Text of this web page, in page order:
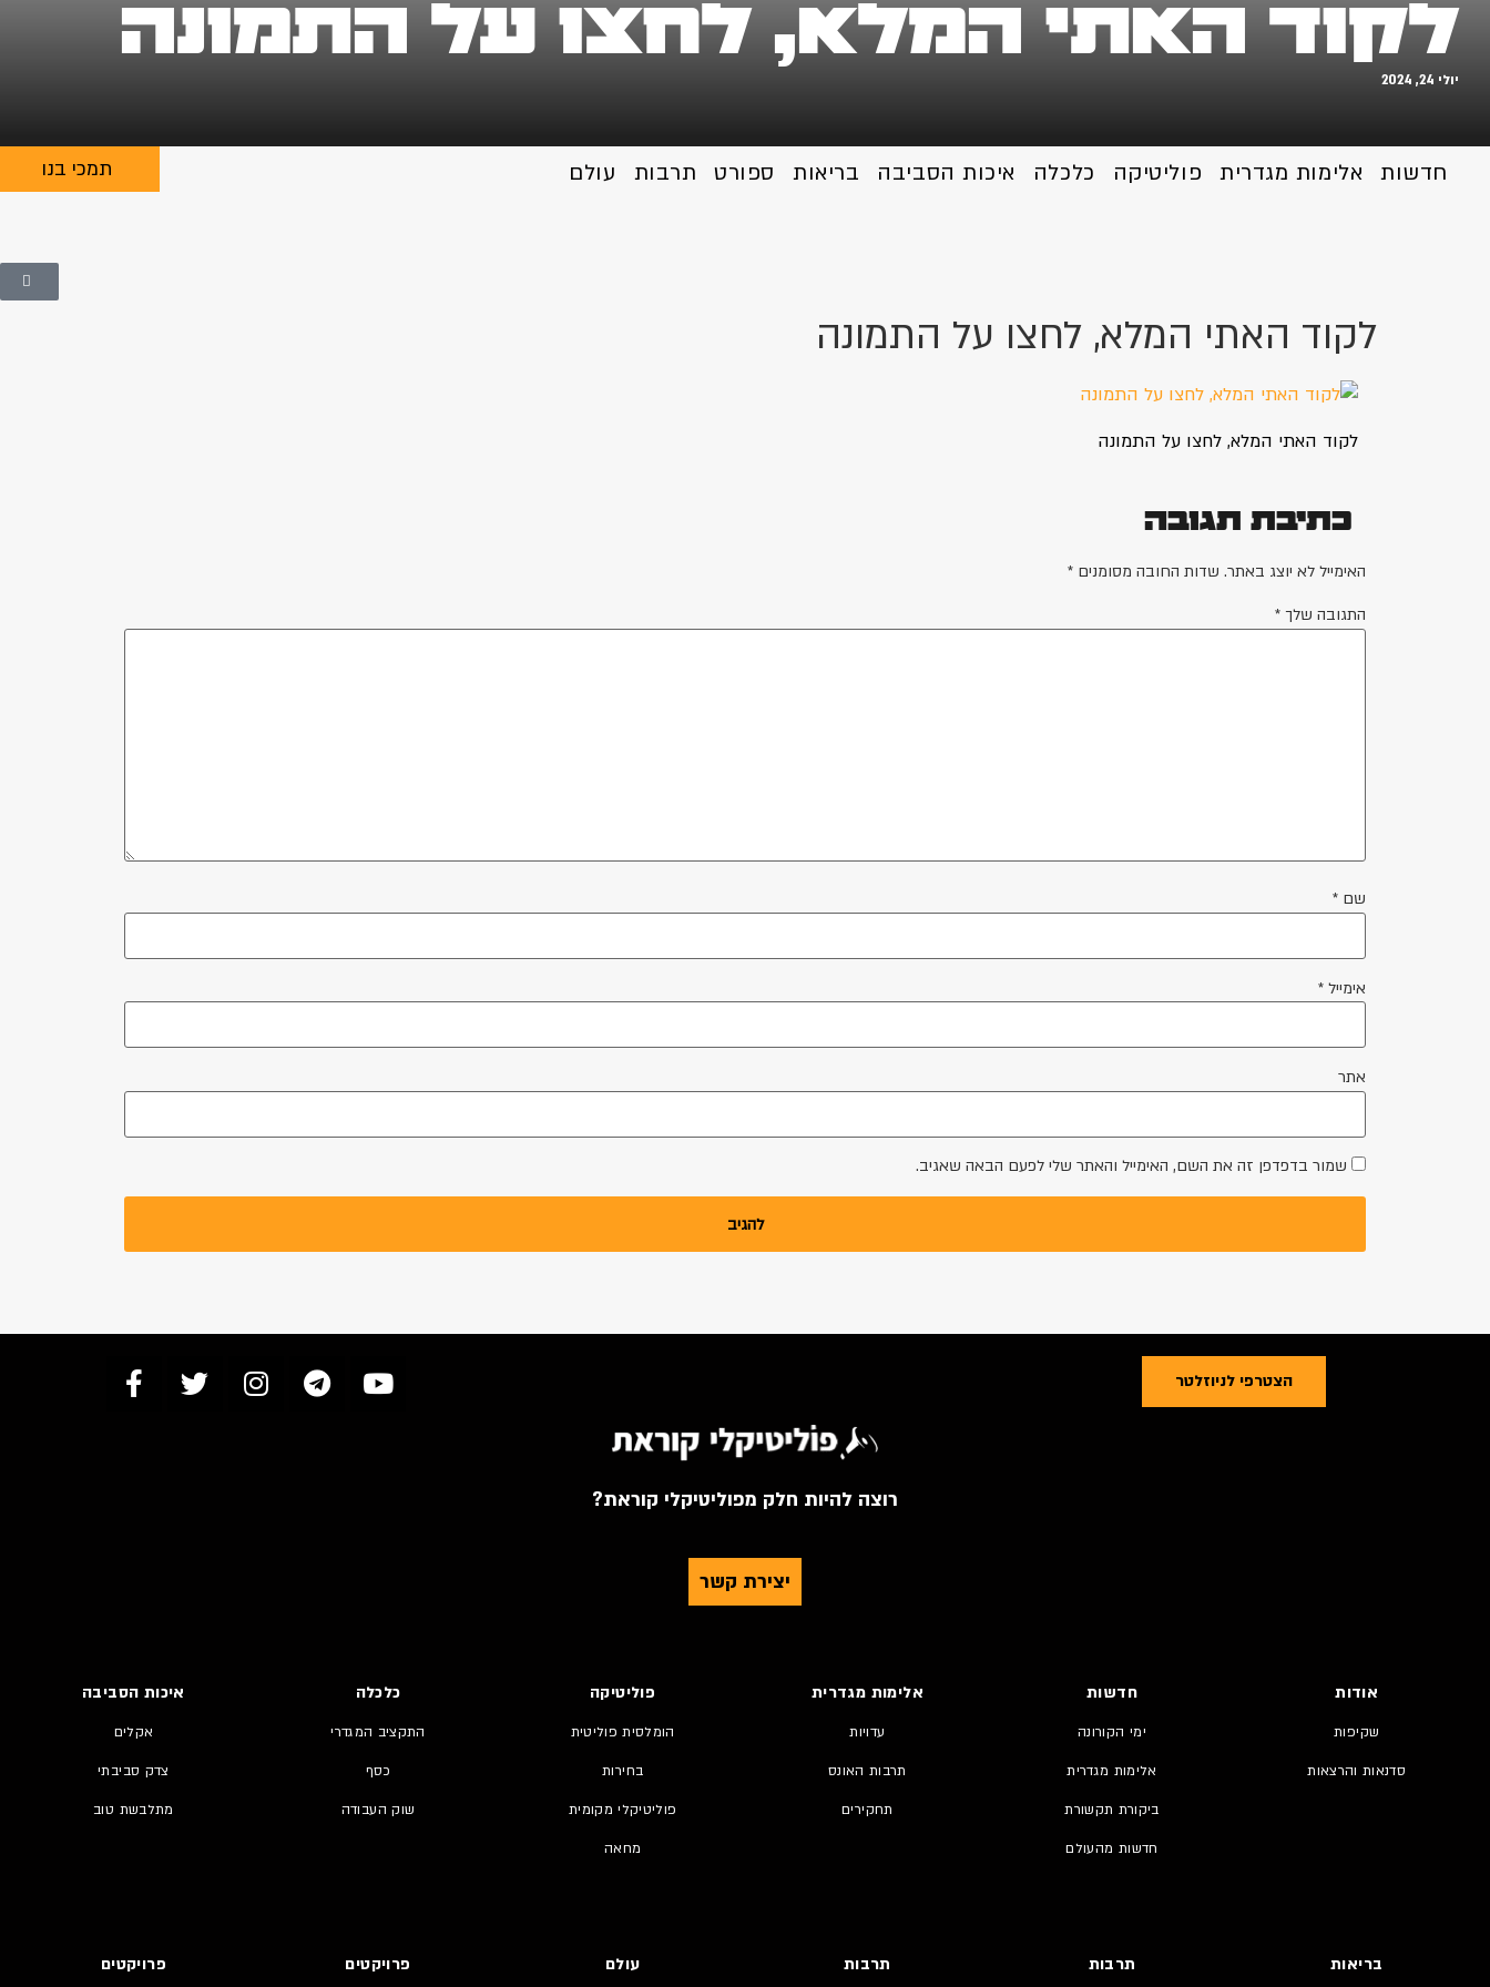
לקוד האתי המלא, לחצו על התמונה
יולי 24, 2024
חדשות אלימות מגדרית פוליטיקה כלכלה איכות הסביבה בריאות ספורט תרבות עולם תמכי בנו
לקוד האתי המלא, לחצו על התמונה
לקוד האתי המלא, לחצו על התמונה
כתיבת תגובה
האימייל לא יוצג באתר. שדות החובה מסומנים *
התגובה שלך *
שם *
אימייל *
אתר
שמור בדפדפן זה את השם, האימייל והאתר שלי לפעם הבאה שאגיב.
הצטרפי לניוזלטר
רוצה להיות חלק מפוליטיקלי קוראת?
יצירת קשר
אודות
שקיפות
סדנאות והרצאות
חדשות
ימי הקורונה
אלימות מגדרית
ביקורת תקשורת
חדשות מהעולם
אלימות מגדרית
עדויות
תרבות האונס
תחקירים
פוליטיקה
הומלסית פוליטית
בחירות
פוליטיקלי מקומית
מחאה
כלכלה
התקציב המגדרי
כסף
שוק העבודה
איכות הסביבה
אקלים
צדק סביבתי
מתלבשת טוב
בריאות תרבות תרבות עולם פרויקטים פרויקטים